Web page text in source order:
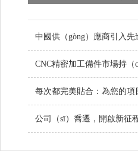
公司（sī）喬遷，開啟新征